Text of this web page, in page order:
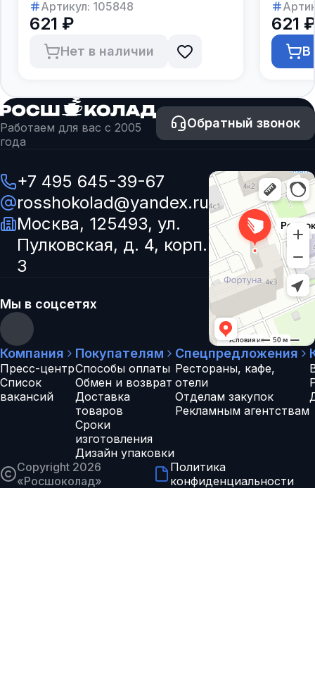
Артикул: 105848
621 ₽
Нет в наличии
621 ₽
В
Работаем для вас с 2005
года
Обратный звонок
+7 495 645-39-67
rosshokolad@yandex.ru
Москва, 125493, ул.
Пулковская, д. 4, корп.
3
Мы в соцсетях
Компания
Пресс-центр
Список
вакансий
Покупателям
Способы оплаты
Обмен и возврат
Доставка
товаров
Сроки
изготовления
Дизайн упаковки
Спецпредложения
Рестораны, кафе,
отели
Отделам закупок
Рекламным агентствам
Copyright 2026
«Росшоколад»
Политика
конфиденциальности